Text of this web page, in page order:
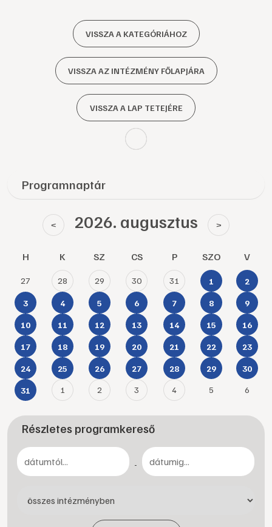
VISSZA A KATEGÓRIÁHOZ
VISSZA AZ INTÉZMÉNY FŐLAPJÁRA
VISSZA A LAP TETEJÉRE
Programnaptár
< 2026. augusztus >
H K SZ CS P SZO V
27 28 29 30 31 1 2
3 4 5 6 7 8 9
10 11 12 13 14 15 16
17 18 19 20 21 22 23
24 25 26 27 28 29 30
31 1 2 3 4 5 6
Részletes programkereső
-